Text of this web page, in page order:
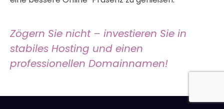
dass Ihre Website sicher, schnell und immer für Ihre
Kunden verfügbar ist. Vertrauen Sie den Profis und
wählen Sie Hosting und eine Domain von
MinistryReklama, um eine reibungslose Website und